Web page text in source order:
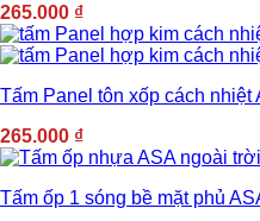
265.000 ₫
Tấm Panel tôn xốp cách nhiệt
265.000 ₫
Tấm ốp 1 sóng bề mặt phủ